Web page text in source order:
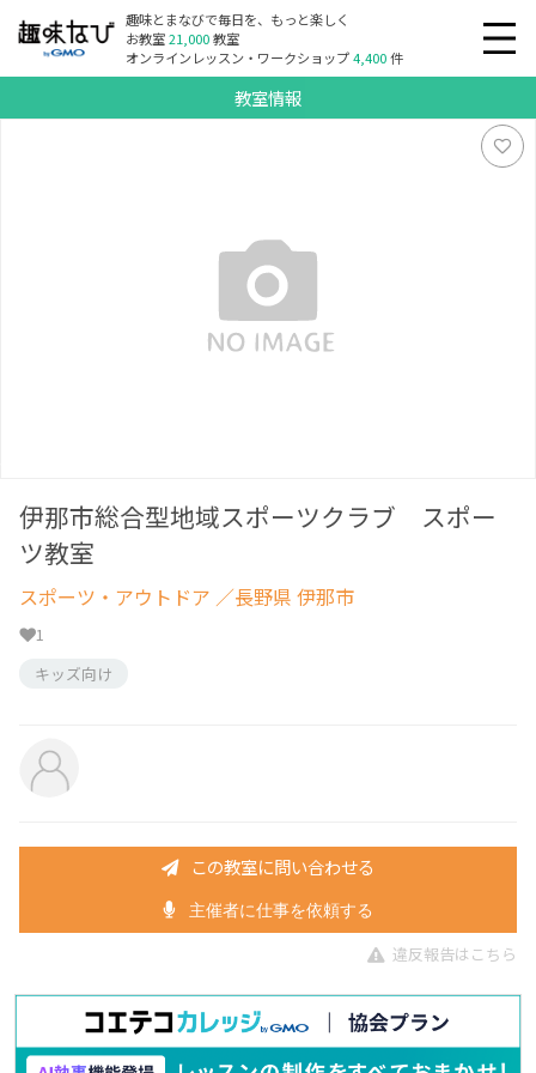
趣味とまなびで毎日を、もっと楽しく
お教室21,000教室
オンラインレッスン・ワークショップ4,400件
教室情報
伊那市総合型地域スポーツクラブ スポー
ツ教室
スポーツ・アウトドア ／長野県 伊那市
1
キッズ向け
この教室に問い合わせる
主催者に仕事を依頼する
違反報告はこちら